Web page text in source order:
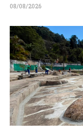
08/08/2026